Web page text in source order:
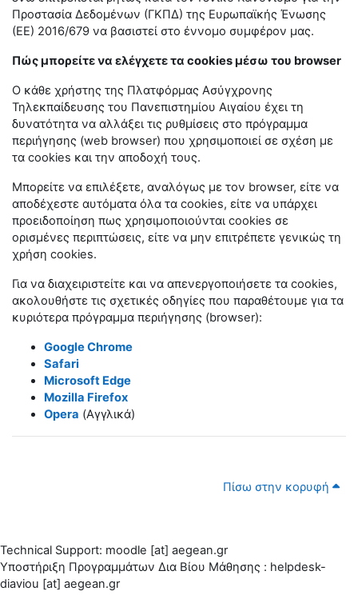
Προστασία Δεδομένων (ΓΚΠΔ) της Ευρωπαϊκής Ένωσης
(ΕΕ) 2016/679 να βασιστεί στο έννομο συμφέρον μας.
Πώς μπορείτε να ελέγχετε τα cookies μέσω του browser
Ο κάθε χρήστης της Πλατφόρμας Ασύγχρονης
Τηλεκπαίδευσης του Πανεπιστημίου Αιγαίου έχει τη
δυνατότητα να αλλάξει τις ρυθμίσεις στο πρόγραμμα
περιήγησης (web browser) που χρησιμοποιεί σε σχέση με
τα cookies και την αποδοχή τους.
Μπορείτε να επιλέξετε, αναλόγως με τον browser, είτε να
αποδέχεστε αυτόματα όλα τα cookies, είτε να υπάρχει
προειδοποίηση πως χρησιμοποιούνται cookies σε
ορισμένες περιπτώσεις, είτε να μην επιτρέπετε γενικώς τη
χρήση cookies.
Για να διαχειριστείτε και να απενεργοποιήσετε τα cookies,
ακολουθήστε τις σχετικές οδηγίες που παραθέτουμε για τα
κυριότερα πρόγραμμα περιήγησης (browser):
Google Chrome
Safari
Microsoft Edge
Mozilla Firefox
Opera (Αγγλικά)
Πίσω στην κορυφή
Technical Support: moodle [at] aegean.gr
Υποστήριξη Προγραμμάτων Δια Βίου Μάθησης : helpdesk-
diaviou [at] aegean.gr